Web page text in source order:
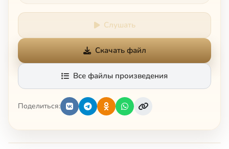
Слушать
Скачать файл
Все файлы произведения
Поделиться: